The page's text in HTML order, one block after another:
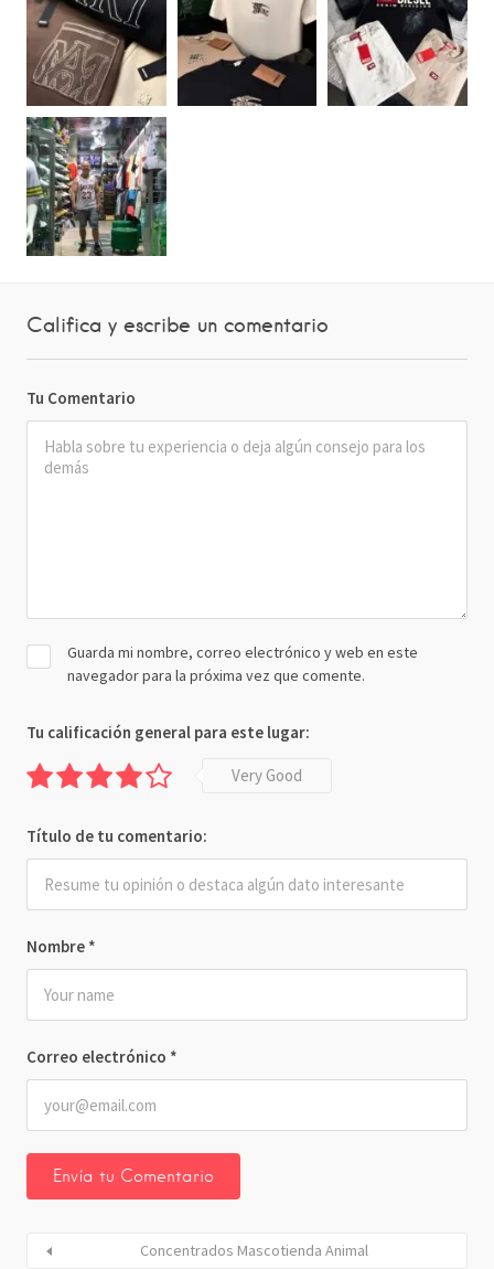
Califica y escribe un comentario
Tu Comentario
Nombre *
Correo electrónico *
Guarda mi nombre, correo electrónico y web en este
navegador para la próxima vez que comente.
Tu calificación general para este lugar:
Very Good
Título de tu comentario:
Concentrados Mascotienda Animal